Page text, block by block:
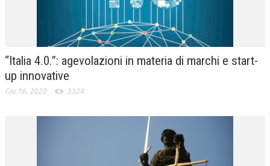
“Italia 4.0.”: agevolazioni in materia di marchi e start-
up innovative
Giu 16, 2020 3324